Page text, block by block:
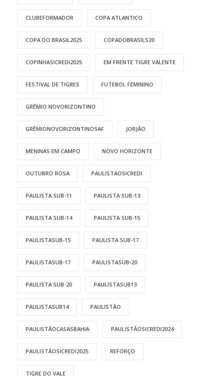
CLUBEFORMADOR COPA ATLANTICO
COPA DO BRASIL2025 COPADOBRASILS20
COPINHASICREDI2025 EM FRENTE TIGRE VALENTE
FESTIVAL DE TIGRES FUTEBOL FEMININO
GRÊMIO NOVORIZONTINO
GRÊMIONOVORIZONTINOSAF JORJÃO
MENINAS EM CAMPO NOVO HORIZONTE
OUTUBRO ROSA PAULISTAOSICREDI
PAULISTA SUB-11 PAULISTA SUB-13
PAULISTA SUB-14 PAULISTA SUB-15
PAULISTASUB-15 PAULISTA SUB-17
PAULISTASUB-17 PAULISTASUB-20
PAULISTA SUB-20 PAULISTASUB13
PAULISTASUB14 PAULISTÃO
PAULISTÃOCASASBAHIA PAULISTÃOSICREDI2024
PAULISTÃOSICREDI2025 REFORÇO
TIGRE DO VALE